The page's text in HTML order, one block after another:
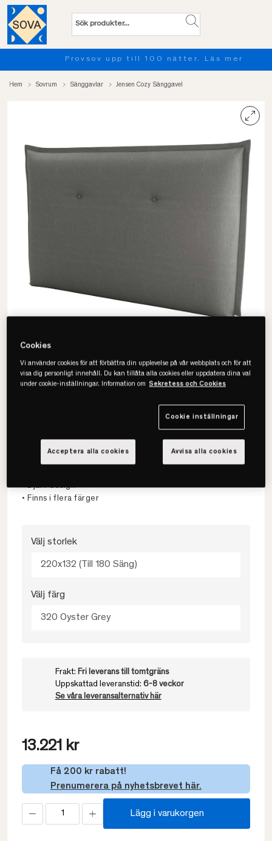
Provsov upp till 100 nätter. Läs mer
Hem Sovrum Sänggavlar Jensen Cozy Sänggavel
Cozy Sänggavel
• Djärv design
• Finns i flera färger
Välj storlek
220x132 (Till 180 Säng)
Välj färg
320 Oyster Grey
Frakt: Fri leverans till tomtgräns
Uppskattad leveranstid: 6-8 veckor
Se våra leveransalternativ här
13.221 kr
Få 200 kr rabatt!
Prenumerera på nyhetsbrevet här.
Lägg i varukorgen
Cookies
Vi använder cookies för att förbättra din upplevelse på vår webbplats och för att
visa dig personligt innehåll. Du kan tillåta alla cookies eller uppdatera dina val
under cookie-inställningar. Information om Sekretess och Cookies
Cookie inställningar
Avvisa alla cookies
Acceptera alla cookies